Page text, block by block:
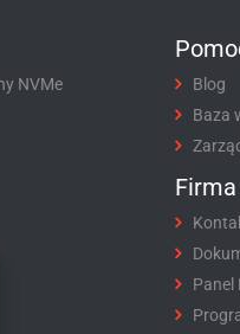
NVMe
Blog
Baza
Firma
Panel